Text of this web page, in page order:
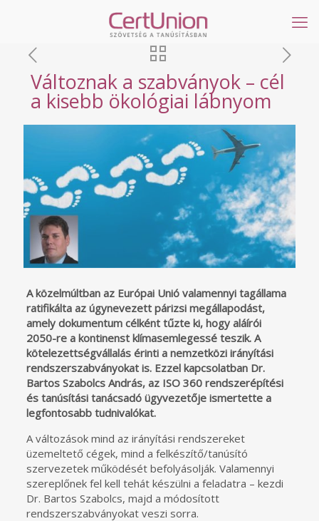
Változnak a szabványok – cél
a kisebb ökológiai lábnyom
A közelmúltban az Európai Unió valamennyi tagállama
ratifikálta az úgynevezett párizsi megállapodást,
amely dokumentum célként tűzte ki, hogy aláírói
2050-re a kontinenst klímasemlegessé teszik. A
kötelezettségvállalás érinti a nemzetközi irányítási
rendszerszabványokat is. Ezzel kapcsolatban Dr.
Bartos Szabolcs András, az ISO 360 rendszerépítési
és tanúsítási tanácsadó ügyvezetője ismertette a
legfontosabb tudnivalókat.
A változások mind az irányítási rendszereket
üzemeltető cégek, mind a felkészítő/tanúsító
szervezetek működését befolyásolják. Valamennyi
szereplőnek fel kell tehát készülni a feladatra – kezdi
Dr. Bartos Szabolcs, majd a módosított
rendszerszabványokat veszi sorra.